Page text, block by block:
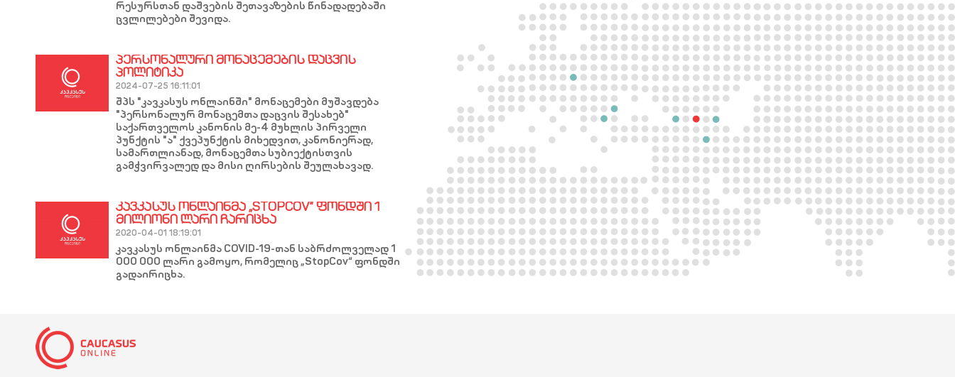
რესურსთან დაშვების შეთავაზების წინადადებაში
ცვლილებები შევიდა.
ᲞᲔᲠᲡᲝᲜᲐᲚᲣᲠᲘ ᲛᲝᲜᲐᲪᲔᲛᲔᲑᲘᲡ ᲓᲐᲪᲕᲘᲡ
ᲞᲝᲚᲘᲢᲘᲙᲐ
2024-07-25 16:11:01
შპს "კავკასუს ონლაინში" მონაცემები მუშავდება
"პერსონალურ მონაცემთა დაცვის შესახებ"
საქართველოს კანონის მე-4 მუხლის პირველი
პუნქტის "ა" ქვეპუნქტის მიხედვით, კანონიერად,
სამართლიანად, მონაცემთა სუბიექტისთვის
გამჭვირვალედ და მისი ღირსების შეულახავად.
ᲙᲐᲕᲙᲐᲡᲣᲡ ᲝᲜᲚᲐᲘᲜᲛᲐ „STOPCOV“ ᲤᲝᲜᲓᲨᲘ 1
ᲛᲘᲚᲘᲝᲜᲘ ᲚᲐᲠᲘ ᲩᲐᲠᲘᲪᲮᲐ
2020-04-01 18:19:01
კავკასუს ონლაინმა COVID-19-თან საბრძოლველად 1
000 000 ლარი გამოყო, რომელიც „StopCov“ ფონდში
გადაირიცხა.